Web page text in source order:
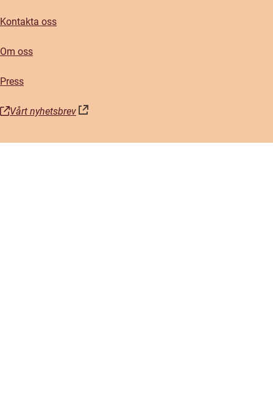
Kontakta oss
Om oss
Press
Vårt nyhetsbrev
(öppnas i nytt fönster)
Sociala medier